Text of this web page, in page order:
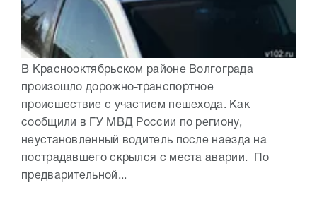
В Краснооктябрьском районе Волгограда
произошло дорожно-транспортное
происшествие с участием пешехода. Как
сообщили в ГУ МВД России по региону,
неустановленный водитель после наезда на
пострадавшего скрылся с места аварии. По
предварительной...